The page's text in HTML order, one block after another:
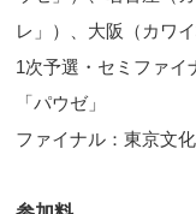
レ」）、大阪（カワ
1次予選・セミファイ
「パウゼ」
ファイナル：東京文